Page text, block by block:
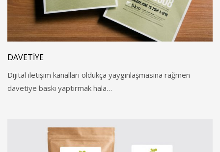
DAVETIYE
Dijital iletişim kanalları oldukça yaygınlaşmasına rağmen
davetiye baskı yaptırmak hala…